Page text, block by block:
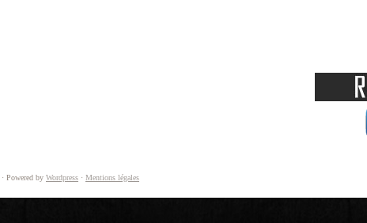
· Powered by Wordpress · Mentions légales